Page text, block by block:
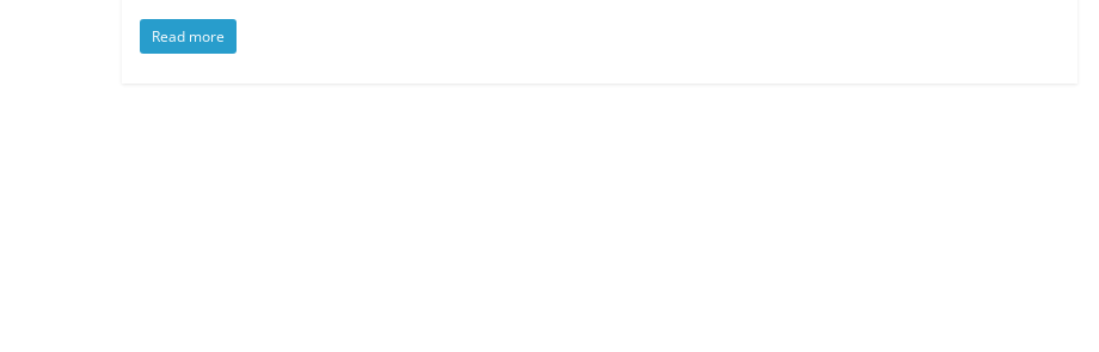
Read more